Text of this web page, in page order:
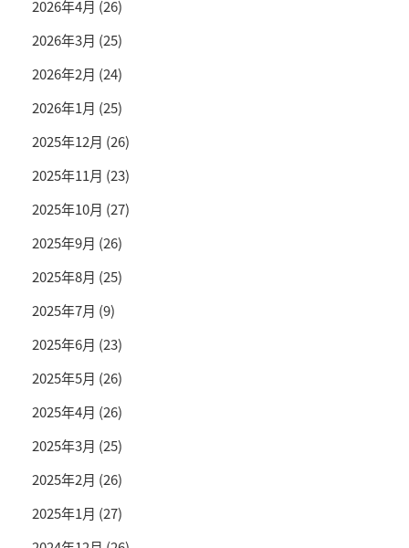
2026年4月 (26)
2026年3月 (25)
2026年2月 (24)
2026年1月 (25)
2025年12月 (26)
2025年11月 (23)
2025年10月 (27)
2025年9月 (26)
2025年8月 (25)
2025年7月 (9)
2025年6月 (23)
2025年5月 (26)
2025年4月 (26)
2025年3月 (25)
2025年2月 (26)
2025年1月 (27)